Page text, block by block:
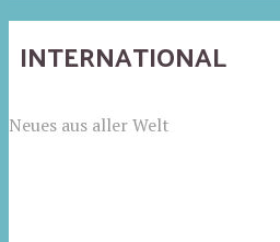
INTERNATIONAL
Neues aus aller Welt